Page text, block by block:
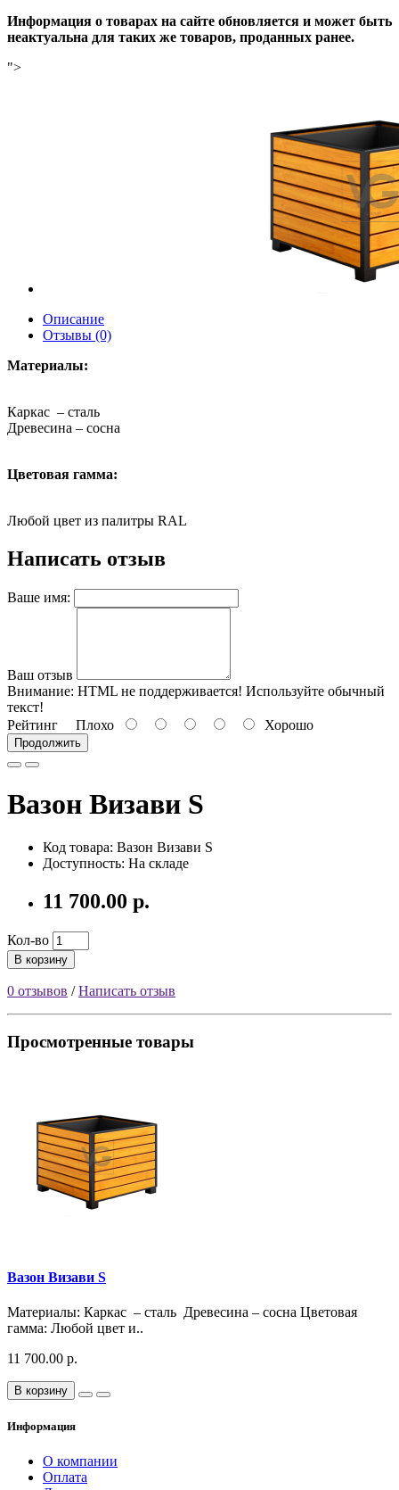
Информация о товарах на сайте обновляется и может быть
неактуальна для таких же товаров, проданных ранее.
">
Описание
Отзывы (0)
Материалы:
Каркас – сталь
Древесина – сосна
Цветовая гамма:
Любой цвет из палитры RAL
Написать отзыв
Ваше имя:
Ваш отзыв
Внимание: HTML не поддерживается! Используйте обычный
текст!
Рейтинг Плохо Хорошо
Продолжить
Вазон Визави S
Код товара: Вазон Визави S
Доступность: На складе
11 700.00 р.
Кол-во
В корзину
0 отзывов /Написать отзыв
Просмотренные товары
Вазон Визави S
Материалы: Каркас – сталь Древесина – сосна Цветовая
гамма: Любой цвет и..
11 700.00 р.
В корзину
Информация
О компании
Оплата